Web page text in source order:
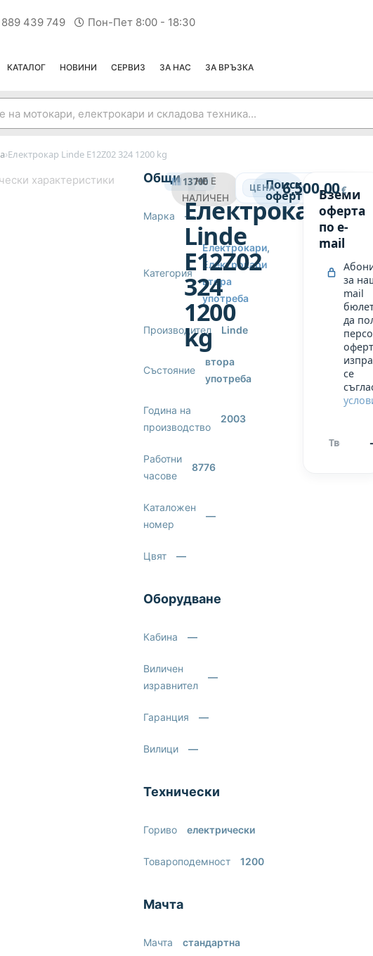
439 749 Пон-Пет 8:00 - 18:30
КАТАЛОГ НОВИНИ СЕРВИЗ ЗА НАС ЗА ВРЪЗКА
›Електрокар Linde E12Z02 324 1200 kg
характеристики Общи
Марка —
Категория
Електрокари,
Електрокари
втора
употреба
Производител Linde
Състояние
втора
употреба
Година на
производство
2003
Работни
часове
8776
Каталожен
номер
—
Цвят —
Оборудване
Кабина —
Виличен
изравнител
—
Гаранция —
Вилици —
Технически
Гориво електрически
Товароподемност 1200
Мачта
Мачта стандартна
13700
НЕ Е
НАЛИЧЕНЕЛЕКТРОКАРИ ВТОРА УПОТРЕБА
Електрокар
Linde
E12Z02
324
1200
kg
ЦЕНА 6,500.00€
Поискай
оферта →
Вземи
оферта
по e-
mail
за
mail
да
се